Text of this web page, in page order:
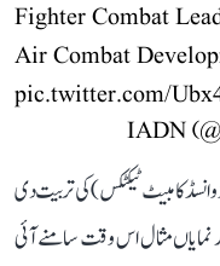
Fighter Combat
Air Combat
pic.twitter.com/
کامبیٹ ٹیکٹکس) کی تربیت دی
نمایاں مثال اس وقت سامنے آئی